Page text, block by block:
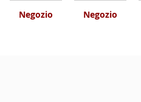
Negozio Negozio